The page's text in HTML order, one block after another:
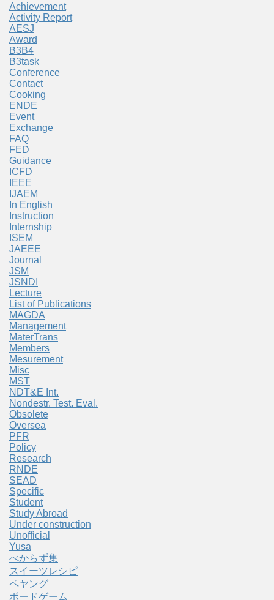
Achievement
Activity Report
AESJ
Award
B3B4
B3task
Conference
Contact
Cooking
ENDE
Event
Exchange
FAQ
FED
Guidance
ICFD
IEEE
IJAEM
In English
Instruction
Internship
ISEM
JAEEE
Journal
JSM
JSNDI
Lecture
List of Publications
MAGDA
Management
MaterTrans
Members
Mesurement
Misc
MST
NDT&E Int.
Nondestr. Test. Eval.
Obsolete
Oversea
PFR
Policy
Research
RNDE
SEAD
Specific
Student
Study Abroad
Under construction
Unofficial
Yusa
べからず集
スイーツレシピ
ペヤング
ボードゲーム